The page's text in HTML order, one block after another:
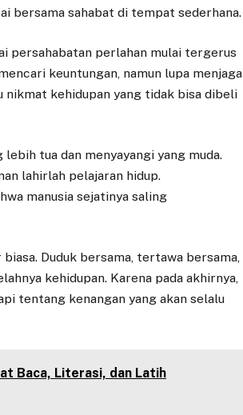
bersama sahabat di tempat sederhana.
persahabatan perlahan mulai tergerus
keuntungan, namun lupa menjaga
nikmat kehidupan yang tidak bisa dibeli
tua dan menyayangi yang muda.
lahirlah pelajaran hidup.
manusia sejatinya saling
Duduk bersama, tertawa bersama,
kehidupan. Karena pada akhirnya,
tentang kenangan yang akan selalu
Baca, Literasi, dan Latih